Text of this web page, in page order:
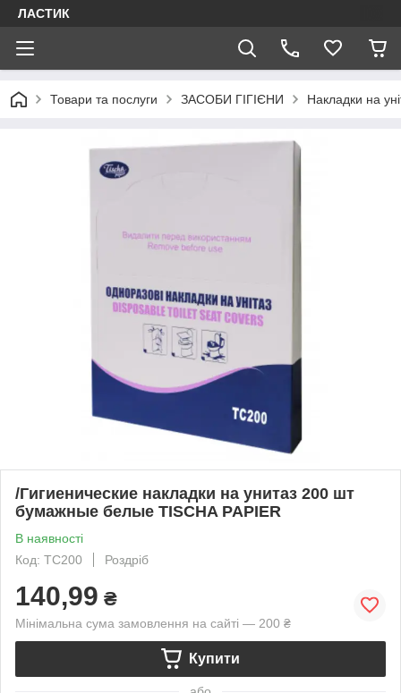
ЛАСТИК
Товари та послуги ЗАСОБИ ГІГІЄНИ Накладки на
/Гигиенические накладки на унитаз 200 шт
бумажные белые TISCHA PAPIER
В наявності
Код: TC200
Роздріб
140,99 ₴
Мінімальна сума замовлення на сайті — 200 ₴
Купити